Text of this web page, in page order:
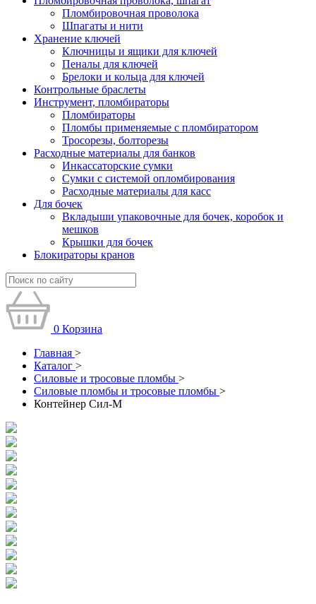
Пломбировочная проволока
Шпагаты и нити
Хранение ключей
Ключницы и ящики для ключей
Пеналы для ключей
Брелоки и кольца для ключей
Контрольные браслеты
Инструмент, пломбираторы
Пломбираторы
Пломбы применяемые с пломбиратором
Тросорезы, болторезы
Расходные материалы для банков
Инкассаторские сумки
Сумки с системой опломбирования
Расходные материалы для касс
Для бочек
Вкладыши упаковочные для бочек, коробок и
мешков
Крышки для бочек
Блокираторы кранов
0 Корзина
Главная >
Каталог >
Силовые и тросовые пломбы >
Силовые пломбы и тросовые пломбы >
Контейнер Сил-М